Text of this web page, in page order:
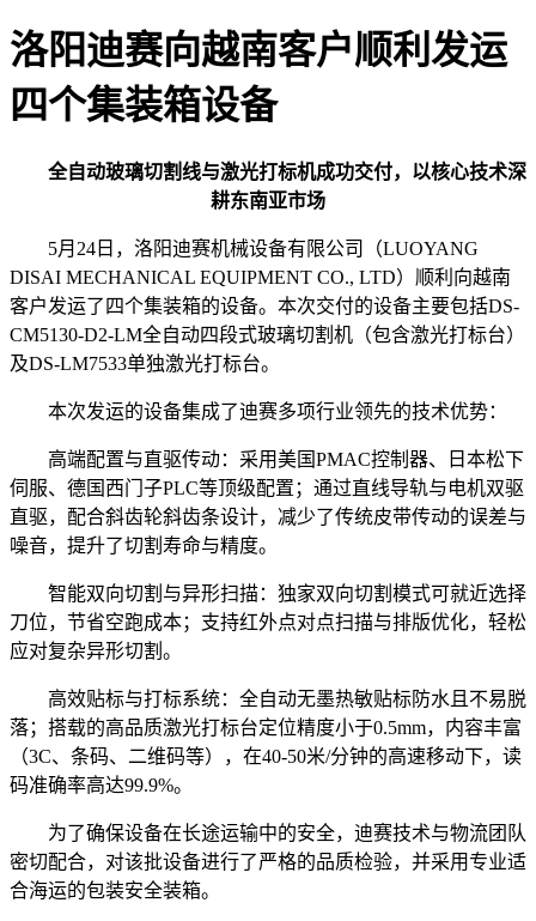
洛阳迪赛向越南客户顺利发运
四个集装箱设备
全自动玻璃切割线与激光打标机成功交付，以核心技术深
耕东南亚市场
5月 24 日，洛阳迪赛机械设备有限公司（LUOYANG
DISAI MECHANICAL EQUIPMENT CO., LTD）顺利向越南
客户发运了四个集装箱的设备。本次交付的设备主要包括DS-
CM5130-D2-LM全自动四段式玻璃切割机（包含激光打标台）
及DS-LM7533单独激光打标台。
本次发运的设备集成了迪赛多项行业领先的技术优势：
高端配置与直驱传动：采用美国PMAC控制器、日本松下
伺服、德国西门子PLC等顶级配置；通过直线导轨与电机双驱
直驱，配合斜齿轮斜齿条设计，减少了传统皮带传动的误差与
噪音，提升了切割寿命与精度。
智能双向切割与异形扫描：独家双向切割模式可就近选择
刀位，节省空跑成本；支持红外点对点扫描与排版优化，轻松
应对复杂异形切割。
高效贴标与打标系统：全自动无墨热敏贴标防水且不易脱
落；搭载的高品质激光打标台定位精度小于0.5mm，内容丰富
（3C、条码、二维码等），在40-50米/分钟的高速移动下，读
码准确率高达99.9%。
为了确保设备在长途运输中的安全，迪赛技术与物流团队
密切配合，对该批设备进行了严格的品质检验，并采用专业适
合海运的包装安全装箱。